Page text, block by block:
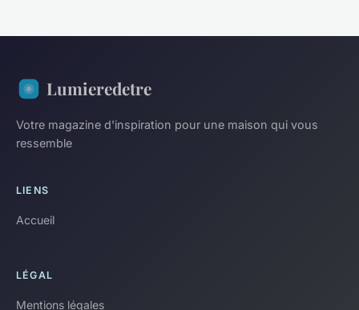
Lumieredetre
Votre magazine d'inspiration pour une maison qui vous
ressemble
LIENS
Accueil
LÉGAL
Mentions légales